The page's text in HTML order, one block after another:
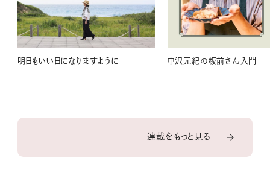
明日もいい日になりますように 中沢元紀の板前さん入門
連載をもっと見る